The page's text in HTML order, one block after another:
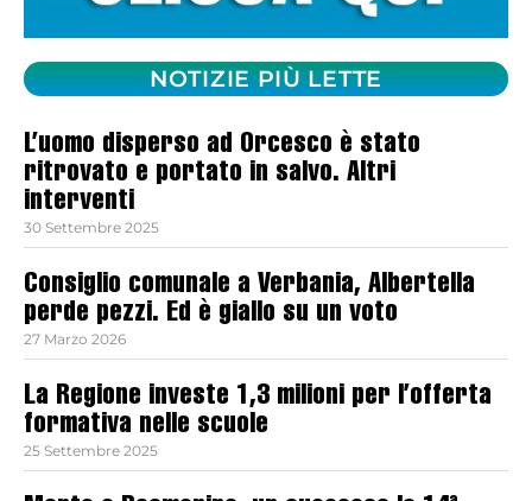
NOTIZIE PIÙ LETTE
L’uomo disperso ad Orcesco è stato
ritrovato e portato in salvo. Altri
interventi
30 Settembre 2025
Consiglio comunale a Verbania, Albertella
perde pezzi. Ed è giallo su un voto
27 Marzo 2026
La Regione investe 1,3 milioni per l’offerta
formativa nelle scuole
25 Settembre 2025